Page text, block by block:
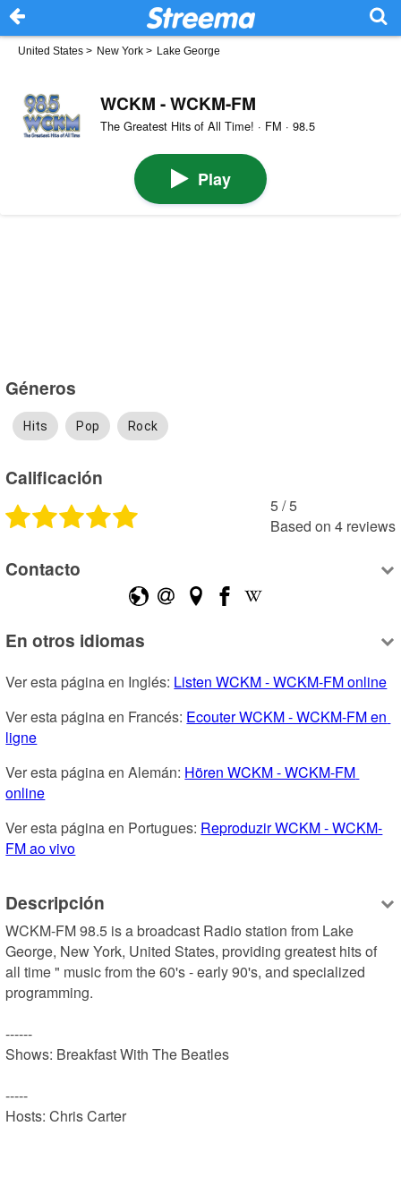
United States > New York > Lake George
WCKM - WCKM-FM
The Greatest Hits of All Time! · FM · 98.5
Play
Géneros
Hits Pop Rock
Calificación
5 /5
Based on 4 reviews
Contacto
En otros idiomas
Ver esta página en Inglés: Listen WCKM - WCKM-FM online
Ver esta página en Francés: Ecouter WCKM - WCKM-FM en
ligne
Ver esta página en Alemán: Hören WCKM - WCKM-FM
online
Ver esta página en Portugues: Reproduzir WCKM - WCKM-
FM ao vivo
Descripción
WCKM-FM 98.5 is a broadcast Radio station from Lake
George, New York, United States, providing greatest hits of
all time " music from the 60's - early 90's, and specialized
programming.
------
Shows: Breakfast With The Beatles
-----
Hosts: Chris Carter